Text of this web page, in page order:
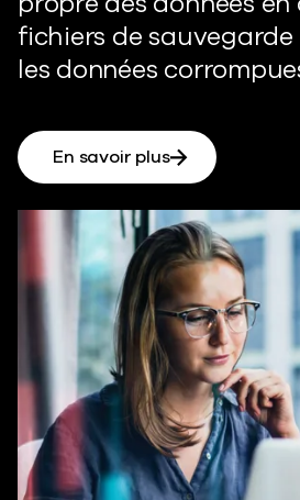
fichiers de
les données
En savoir plus